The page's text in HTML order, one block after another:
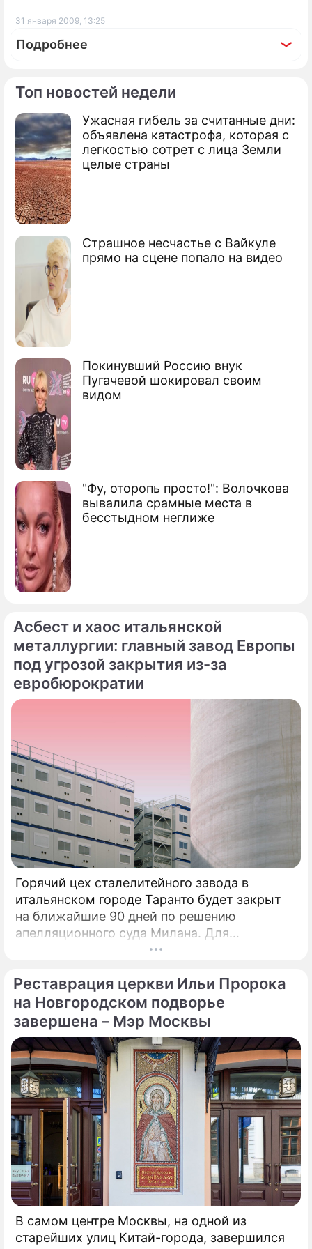
Топ новостей недели
Ужасная гибель за считанные дни:
объявлена катастрофа, которая с
легкостью сотрет с лица Земли
целые страны
Страшное несчастье с Вайкуле
прямо на сцене попало на видео
Покинувший Россию внук
Пугачевой шокировал своим
видом
"Фу, оторопь просто!": Волочкова
вывалила срамные места в
бесстыдном неглиже
31 января 2009, 13:25
Подробнее
По теме
Продолжение: Жириновский
борется с морозами
Сурков: Кризис – это не конец пути
Офисные работники объединяются
Партии помогут Кремлю выбрать
губернаторов
Сюжеты
Партийная жизнь
Асбест и хаос итальянской
металлургии: главный завод Европы
под угрозой закрытия из-за
евробюрократии
Горячий цех сталелитейного завода в
итальянском городе Таранто будет закрыт
на ближайшие 90 дней по решению
апелляционного суда Милана. Для
возобновления производства необходимо
конструкций и оборудования из цеха,
сообщает портал Eurometal.
Металлургический завод компании Acciaierie
d'Italia (ADI), ранее известной как Ilva
(Ильва), является крупнейшим на
территории Европы.
Реставрация церкви Ильи Пророка
на Новгородском подворье
завершена – Мэр Москвы
В самом центре Москвы, на одной из
старейших улиц Китай-города, завершился